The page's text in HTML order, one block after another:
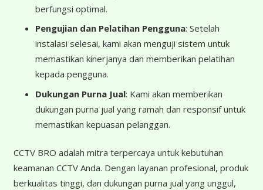
berfungsi optimal.
Pengujian dan Pelatihan Pengguna: Setelah
instalasi selesai, kami akan menguji sistem untuk
memastikan kinerjanya dan memberikan pelatihan
kepada pengguna.
Dukungan Purna Jual: Kami akan memberikan
dukungan purna jual yang ramah dan responsif untuk
memastikan kepuasan pelanggan.
CCTV BRO adalah mitra terpercaya untuk kebutuhan
keamanan CCTV Anda. Dengan layanan profesional, produk
berkualitas tinggi, dan dukungan purna jual yang unggul,